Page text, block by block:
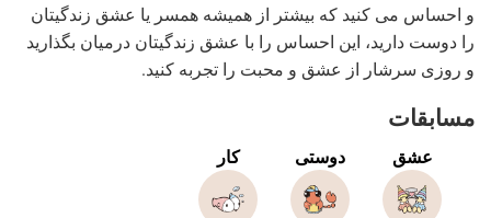
و احساس می کنید که بیشتر از همیشه همسر یا عشق زندگیتان
را دوست دارید، این احساس را با عشق زندگیتان درمیان بگذارید
و روزی سرشار از عشق و محبت را تجربه کنید.
مسابقات
عشق دوستی کار